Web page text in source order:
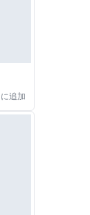
に追加